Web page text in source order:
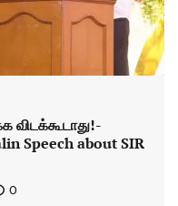
விடக்கூடாது!-
Speech about SIR
0